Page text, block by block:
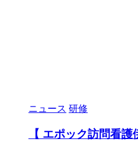
ニュース 研修
【 エポック訪問看